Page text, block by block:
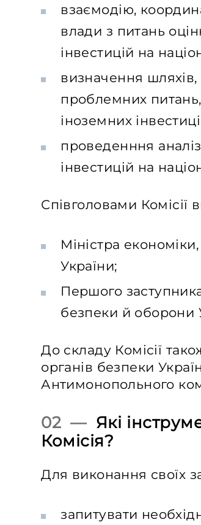
взаємодію,
влади з питань
інвестицій на
визначення шляхів,
проблемних
іноземних
проведенння
інвестицій на
Співголовами Комісії
Міністра
України;
Першого
безпеки й оборони
До складу Комісії
органів безпеки
Антимонопольного
02 — Які
Комісія?
Для виконання своїх
запитувати